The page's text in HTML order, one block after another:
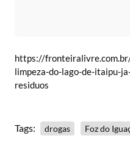
https://
limpeza-do-lago-de-itaipu-
residuos
Tags: drogas Foz do